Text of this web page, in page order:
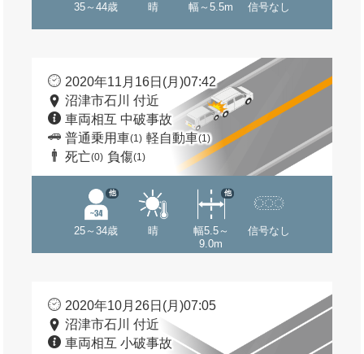
35～44歳 晴 幅～5.5m 信号なし
2020年11月16日(月)07:42
沼津市石川 付近
車両相互 中破事故
普通乗用車(1) 軽自動車(1)
死亡(0) 負傷(1)
25～34歳
他
晴
幅5.5～
9.0m
他
信号なし
2020年10月26日(月)07:05
沼津市石川 付近
車両相互 小破事故